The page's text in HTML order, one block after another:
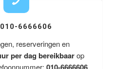
6666606
reserveringen en
per dag bereikbaarop
.